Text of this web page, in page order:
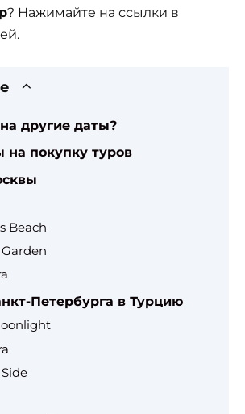
? Нажимайте на ссылки в
другие даты?
на покупку туров
Beach
Петербурга в Турцию